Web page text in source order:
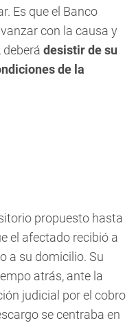
Es que el Banco
con la causa y
desistir de su
de la
propuesto hasta
el afectado recibió a
a su domicilio. Su
atrás, ante la
judicial por el cobro
se centraba en